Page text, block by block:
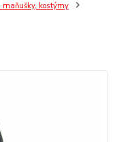
maňušky, kostýmy